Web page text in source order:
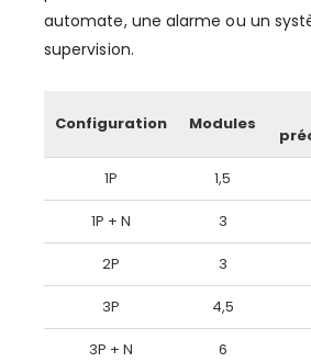
automate, une alarme ou un
supervision.
Configuration Modules
1P 1,5
1P + N 3
2P 3
3P 4,5
3P + N 6